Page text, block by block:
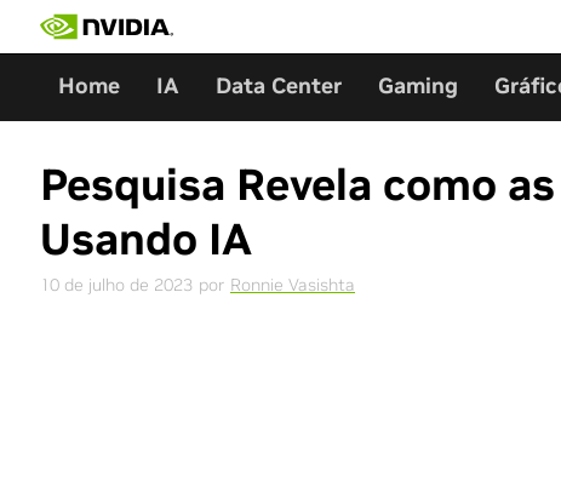
Home IA Data Center Gaming
Pesquisa Revela como
Usando IA
10 de julho de 2023 por Ronnie Vasishta